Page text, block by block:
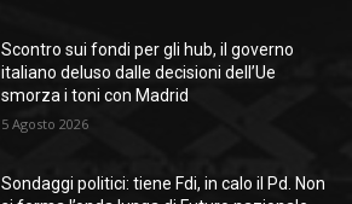
Scontro sui fondi per gli hub, il governo
italiano deluso dalle decisioni dell’Ue
smorza i toni con Madrid
5 Agosto 2026
Sondaggi politici: tiene Fdi, in calo il Pd. Non